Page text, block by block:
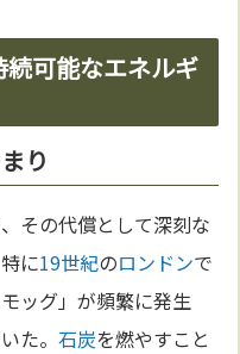
可能なエネルギ
り
その代償として深刻な
に19世紀のロンドンで
ッグ」が頻繁に発生
た。石炭を燃やすこと